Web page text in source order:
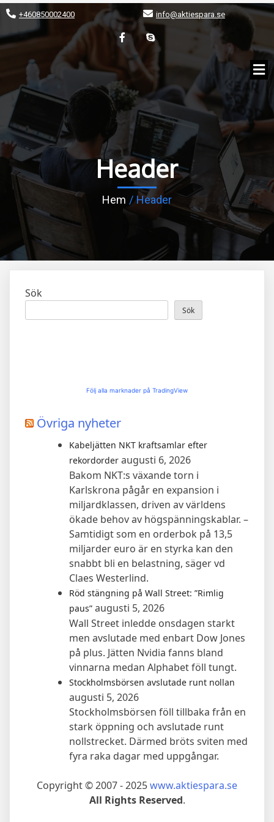
+460850002400 info@aktiespara.se
Header
Hem / Header
Sök
Sök
Följ alla marknader på TradingView
Övriga nyheter
Kabeljätten NKT kraftsamlar efter
rekordorder augusti 6, 2026
Bakom NKT:s växande torn i
Karlskrona pågår en expansion i
miljardklassen, driven av världens
ökade behov av högspänningskablar. –
Samtidigt som en orderbok på 13,5
miljarder euro är en styrka kan den
snabbt bli en belastning, säger vd
Claes Westerlind.
Röd stängning på Wall Street: ”Rimlig
paus” augusti 5, 2026
Wall Street inledde onsdagen starkt
men avslutade med enbart Dow Jones
på plus. Jätten Nvidia fanns bland
vinnarna medan Alphabet föll tungt.
Stockholmsbörsen avslutade runt nollan
augusti 5, 2026
Stockholmsbörsen föll tillbaka från en
stark öppning och avslutade runt
nollstrecket. Därmed bröts sviten med
fyra raka dagar med uppgångar.
Copyright © 2007 - 2025www.aktiespara.se
All Rights Reserved.